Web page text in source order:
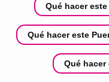
Qué hacer
Qué hacer este
Qué hacer